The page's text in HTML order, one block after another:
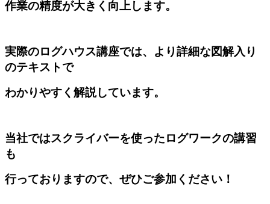
作業の精度が大きく向上します。
実際のログハウス講座では、より詳細な図解入り
のテキストで
わかりやすく解説しています。
当社ではスクライバーを使ったログワークの講習
も
行っておりますので、ぜひご参加ください！